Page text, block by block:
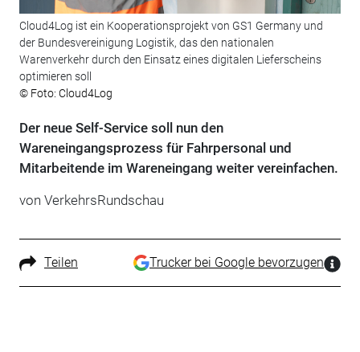
Cloud4Log ist ein Kooperationsprojekt von GS1 Germany und
der Bundesvereinigung Logistik, das den nationalen
Warenverkehr durch den Einsatz eines digitalen Lieferscheins
optimieren soll
© Foto: Cloud4Log
Der neue Self-Service soll nun den
Wareneingangsprozess für Fahrpersonal und
Mitarbeitende im Wareneingang weiter vereinfachen.
von VerkehrsRundschau
Teilen Trucker bei Google bevorzugen